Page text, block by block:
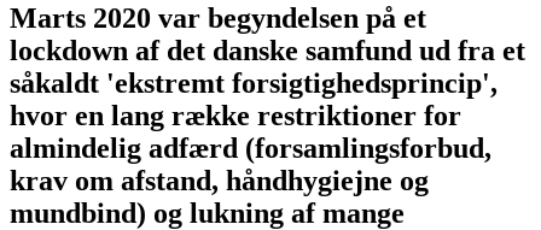
Marts 2020 var begyndelsen på et
lockdown af det danske samfund ud fra et
såkaldt 'ekstremt forsigtighedsprincip',
hvor en lang række restriktioner for
almindelig adfærd (forsamlingsforbud,
krav om afstand, håndhygiejne og
mundbind) og lukning af mange